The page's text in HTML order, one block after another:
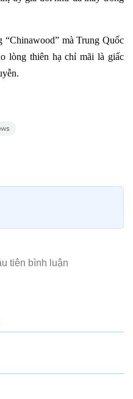
mà Trung Quốc
lòng thiên hạ chỉ mãi là giấc